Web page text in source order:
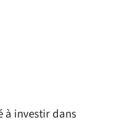
à investir dans